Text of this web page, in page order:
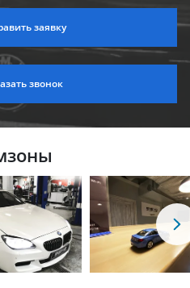
заявку
звонок